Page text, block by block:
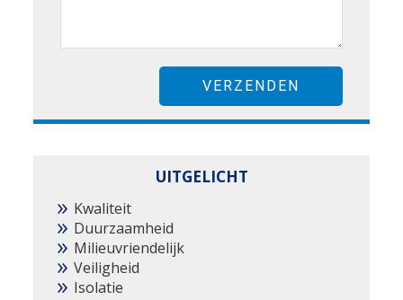
UITGELICHT
Kwaliteit
Duurzaamheid
Milieuvriendelijk
Veiligheid
Isolatie